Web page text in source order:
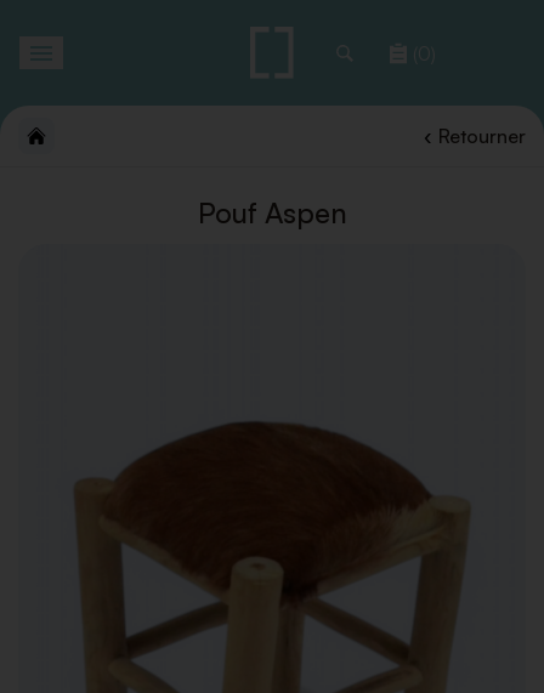
(0)
Retourner
Pouf Aspen